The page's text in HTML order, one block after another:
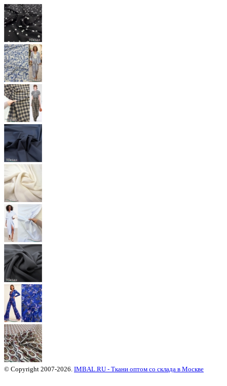
© Copyright 2007-2026. IMBAL.RU - Ткани оптом со склада в Москве